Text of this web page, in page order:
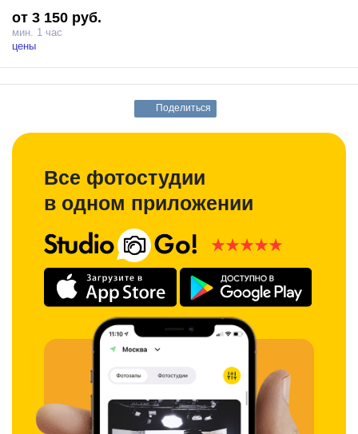
декоративной арки, поддерживающих друг друга, открывает
множество возможностей для поиска идеального кадра. Кроме
того, обновленные окна, пропускающие больше естественного
уникальный световой рисунок.
Зал Форум оснащен тремя источниками Profoto D1 500, блэкаут
шторами и гримерным столом, для максимально комфортного
Prostranstvo.
от 3 150 руб.
мин. 1 час
цены
Поделиться
Все фотостудии
в одном приложении